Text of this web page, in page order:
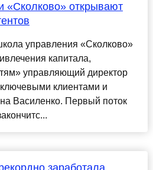
«Сколково» открывают
управления «Сколково»
капитала,
управляющий директор
клиентами и
Василенко. Первый поток